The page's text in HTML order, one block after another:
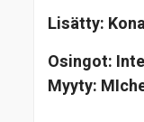
Lisätty:
Osingot:
Myyty: